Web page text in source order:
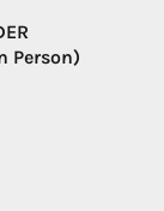
Person)